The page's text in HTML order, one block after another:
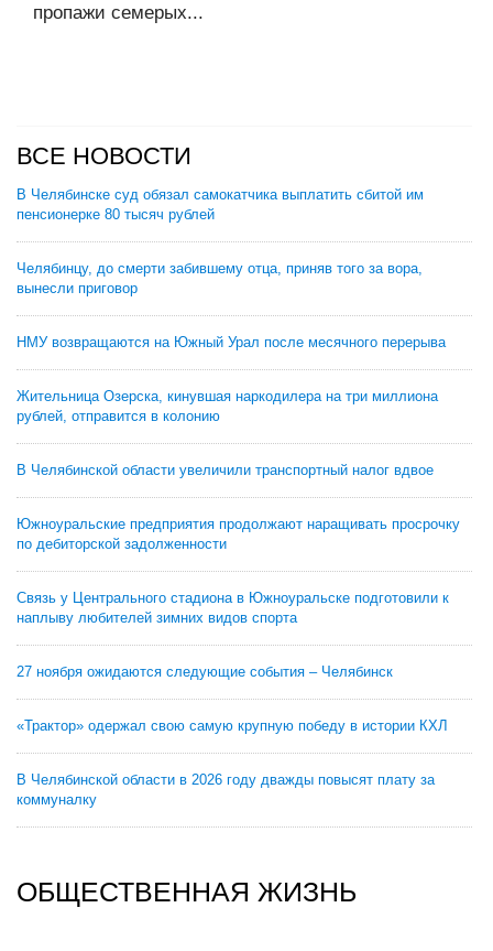
пропажи семерых...
ВСЕ НОВОСТИ
В Челябинске суд обязал самокатчика выплатить сбитой им
пенсионерке 80 тысяч рублей
Челябинцу, до смерти забившему отца, приняв того за вора,
вынесли приговор
НМУ возвращаются на Южный Урал после месячного перерыва
Жительница Озерска, кинувшая наркодилера на три миллиона
рублей, отправится в колонию
В Челябинской области увеличили транспортный налог вдвое
Южноуральские предприятия продолжают наращивать просрочку
по дебиторской задолженности
Связь у Центрального стадиона в Южноуральске подготовили к
наплыву любителей зимних видов спорта
27 ноября ожидаются следующие события – Челябинск
«Трактор» одержал свою самую крупную победу в истории КХЛ
В Челябинской области в 2026 году дважды повысят плату за
коммуналку
ОБЩЕСТВЕННАЯ ЖИЗНЬ